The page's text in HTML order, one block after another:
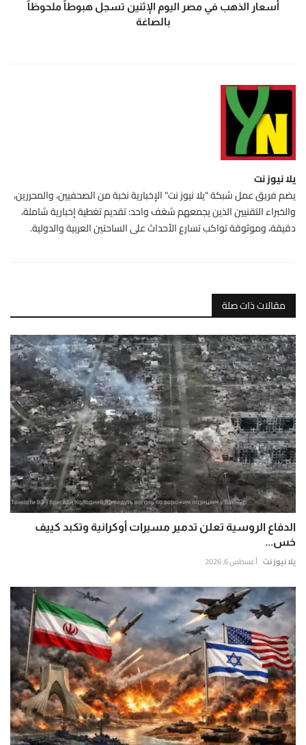
أسعار الذهب في مصر اليوم الإثنين تسجل هبوطاً ملحوظاً
بالصاغة
يلا نيوز نت
يضم فريق عمل شبكة "يلا نيوز نت" الإخبارية نخبة من الصحفيين، والمحررين،
والخبراء التقنيين الذين يجمعهم شغف واحد: تقديم تغطية إخبارية شاملة،
دقيقة، وموثوقة تواكب تسارع الأحداث على الساحتين العربية والدولية.
مقالات ذات صلة
الدفاع الروسية تعلن تدمير مسيرات أوكرانية وتكبد كييف
خس...
يلا نيوز نت أغسطس 6, 2026